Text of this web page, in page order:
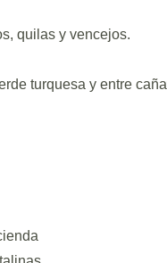
quilas y vencejos.
turquesa y entre